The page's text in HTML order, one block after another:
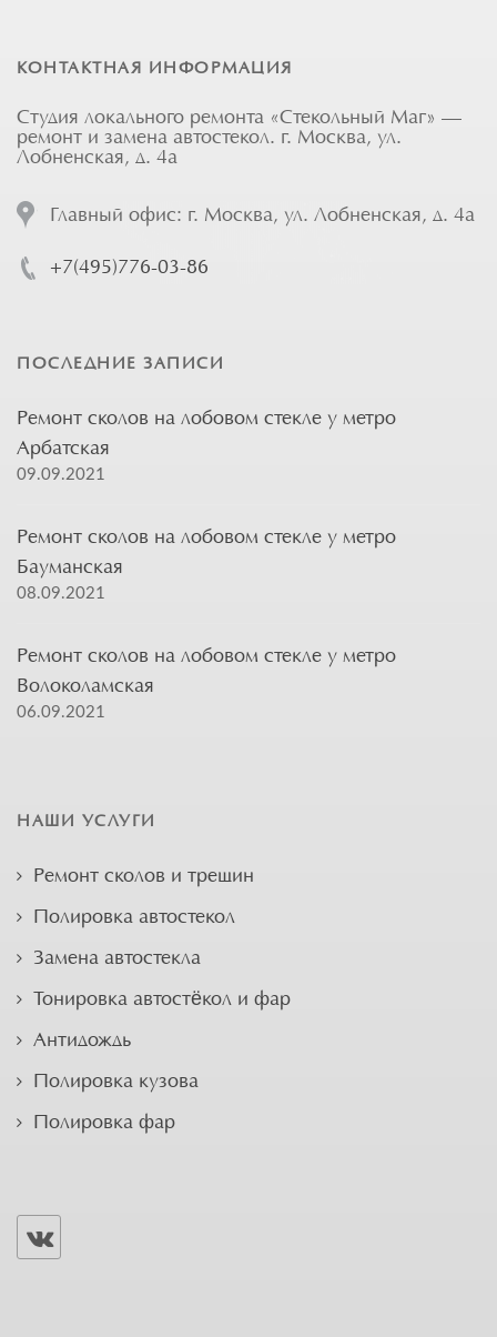
КОНТАКТНАЯ ИНФОРМАЦИЯ
Студия локального ремонта «Стекольный Маг» —
ремонт и замена автостекол. г. Москва, ул.
Лобненская, д. 4а
Главный офис: г. Москва, ул. Лобненская, д. 4а
+7(495)776-03-86
ПОСЛЕДНИЕ ЗАПИСИ
Ремонт сколов на лобовом стекле у метро
Арбатская
09.09.2021
Ремонт сколов на лобовом стекле у метро
Бауманская
08.09.2021
Ремонт сколов на лобовом стекле у метро
Волоколамская
06.09.2021
НАШИ УСЛУГИ
Ремонт сколов и трещин
Полировка автостекол
Замена автостекла
Тонировка автостёкол и фар
Антидождь
Полировка кузова
Полировка фар